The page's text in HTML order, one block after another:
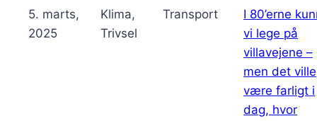
5. marts,
2025
Klima,
Trivsel
Transport
I 80’erne
vi lege på
villavejene –
men det ville
være farligt i
dag, hvor